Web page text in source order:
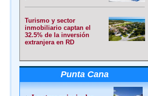
Turismo y sector
inmobiliario captan el
32.5% de la inversión
extranjera en RD
Punta Cana